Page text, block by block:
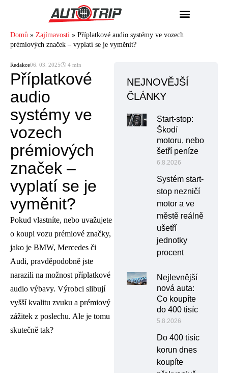
Domů » Zajímavosti » Příplatkové audio systémy ve vozech
prémiových značek – vyplatí se je vyměnit?
Redakce06. 03. 2025🕓 4 min
Příplatkové
audio
systémy ve
vozech
prémiových
značek –
vyplatí se je
vyměnit?
Pokud vlastníte, nebo uvažujete
o koupi vozu prémiové značky,
jako je BMW, Mercedes či
Audi, pravděpodobně jste
narazili na možnost příplatkové
audio výbavy. Výrobci slibují
vyšší kvalitu zvuku a prémiový
zážitek z poslechu. Ale je tomu
skutečně tak?
NEJNOVĚJŠÍ
ČLÁNKY
Start-stop:
Škodí
motoru, nebo
šetří peníze
6.8.2026
Systém start-
stop nezničí
motor a ve
městě reálně
ušetří
jednotky
procent
Nejlevnější
nová auta:
Co koupíte
do 400 tisíc
5.8.2026
Do 400 tisíc
korun dnes
koupíte